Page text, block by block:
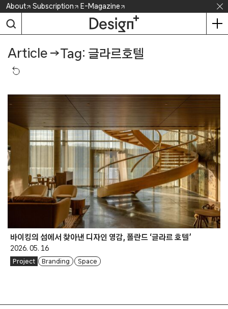
Skip
content
About Subscription E-Magazine
Article →Tag: 글라르호텔
바이킹의 섬에서 찾아낸 디자인 영감, 폴란드 ‘글라르 호텔’
2026. 05. 16
Project Branding Space